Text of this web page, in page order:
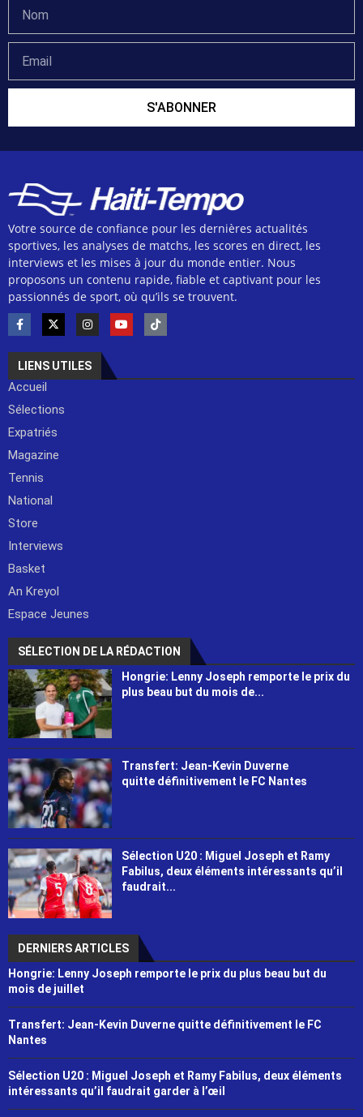
S'ABONNER
Votre source de confiance pour les dernières actualités
sportives, les analyses de matchs, les scores en direct, les
interviews et les mises à jour du monde entier. Nous
proposons un contenu rapide, fiable et captivant pour les
passionnés de sport, où qu’ils se trouvent.
LIENS UTILES
Accueil
Sélections
Expatriés
Magazine
Tennis
National
Store
Interviews
Basket
An Kreyol
Espace Jeunes
SÉLECTION DE LA RÉDACTION
Hongrie: Lenny Joseph remporte le prix du
plus beau but du mois de...
Transfert: Jean-Kevin Duverne
quitte définitivement le FC Nantes
Sélection U20 : Miguel Joseph et Ramy
Fabilus, deux éléments intéressants qu’il
faudrait...
DERNIERS ARTICLES
Hongrie: Lenny Joseph remporte le prix du plus beau but du
mois de juillet
Transfert: Jean-Kevin Duverne quitte définitivement le FC
Nantes
Sélection U20 : Miguel Joseph et Ramy Fabilus, deux éléments
intéressants qu’il faudrait garder à l’œil